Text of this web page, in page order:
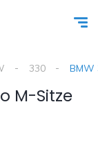
330 BMW
M-Sitze